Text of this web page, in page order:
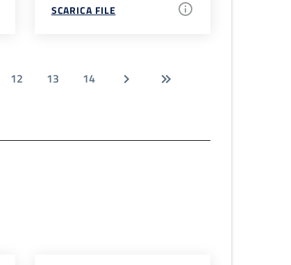
SCARICA FILE
12 13 14